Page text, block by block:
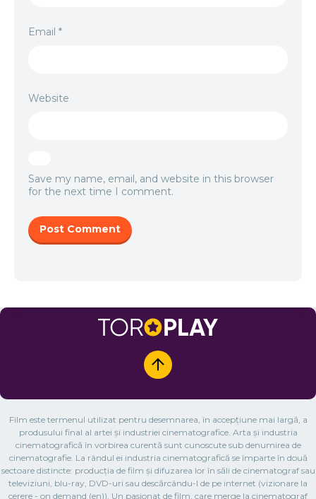
Email *
Website
Save my name, email, and website in this browser
for the next time I comment.
Film este termenul utilizat pentru desemnarea, în accepțiune mai largă, a
produsului final al artei și industriei cinematografice. Arta și industria
cinematografică în vorbirea curentă sunt cunoscute sub denumirea de
cinematografie. La rândul ei industria cinematografică se împarte în două
sectoare distincte: producția de film și difuzarea lor în săli de cinematograf sau
televiziuni, blu-ray, DVD-uri sau descărcându-l de pe internet (vizionare la
cerere - on demand (en)). Un pasionat de film, care merge la cinematograf